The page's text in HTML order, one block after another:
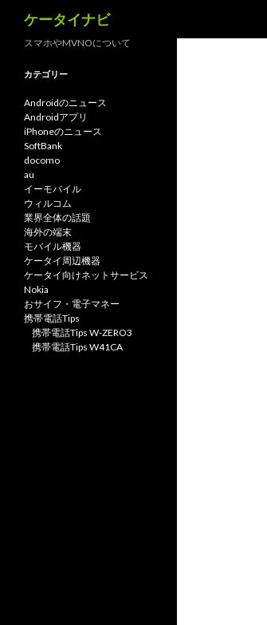
ケータイナビ
スマホやMVNOについて
カテゴリー
Androidのニュース
Androidアプリ
iPhoneのニュース
SoftBank
docomo
au
イーモバイル
ウィルコム
業界全体の話題
海外の端末
モバイル機器
ケータイ周辺機器
ケータイ向けネットサービス
Nokia
おサイフ・電子マネー
携帯電話Tips
携帯電話Tips W-ZERO3
携帯電話Tips W41CA